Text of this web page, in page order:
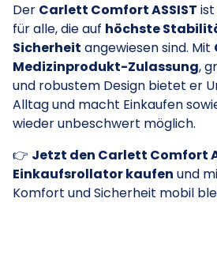
Der Carlett Comfort ASSIST
für alle, die auf höchste
Sicherheit angewiesen sind. Mit
Medizinprodukt-Zulassung,
und robustem Design bietet er
Alltag und macht Einkaufen
wieder unbeschwert möglich.
👉 Jetzt den Carlett Comfort
Einkaufsrollator kaufen und
Komfort und Sicherheit mobil